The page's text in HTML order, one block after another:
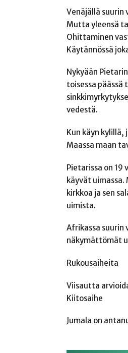
Venäjällä suurin
Mutta yleensä
Ohittaminen
Käytännössä
Nykyään
toisessa
vedestä.
Kun käyn
Maassa maan
Pietarissa on
käyvät
kirkkoa ja sen
uimista.
Afrikassa suurin
näkymättömät
Rukousaiheita
Viisautta
Kiitosaihe
Jumala on